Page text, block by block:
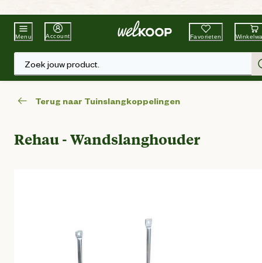
Beste WinkelketenTuin & Dier
Menu Account Favorieten
Zoek jouw product.
Terug naar Tuinslangkoppelingen
Rehau - Wandslanghouder